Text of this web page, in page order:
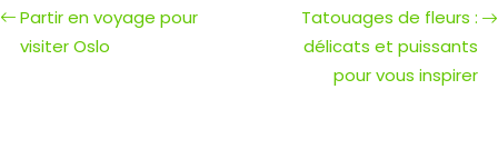
Partir en voyage pour
visiter Oslo
Tatouages de fleurs :
délicats et puissants
pour vous inspirer